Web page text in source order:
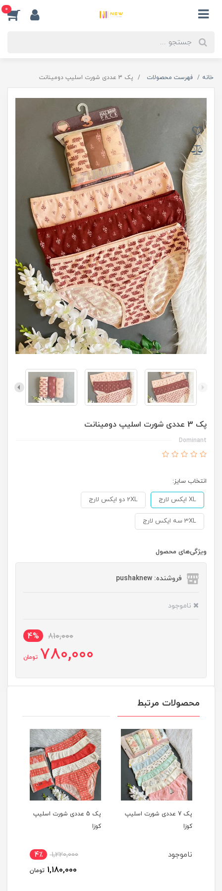
0
خانه فهرست محصولات پک 3 عددی شورت اسلیپ دومینانت
پک 3 عددی شورت اسلیپ دومینانت
Dominant
انتخاب سایز:
XL ایکس لارج 2XL دو ایکس لارج
3XL سه ایکس لارج
ویژگی‌های محصول
فروشنده: pushaknew
ناموجود
810,000
4%
780,000 تومان
محصولات مرتبط
پک 7 عددی شورت اسلیپ
کوزا
ناموجود
پک 5 عددی شورت اسلیپ
کوزا
1,220,000 4٪
1,180,000 تومان